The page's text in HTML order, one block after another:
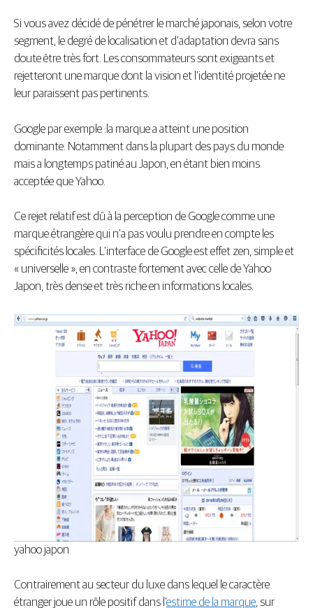
Si vous avez décidé de pénétrer le marché japonais, selon votre
segment, le degré de localisation et d’adaptation devra sans
doute être très fort. Les consommateurs sont exigeants et
rejetteront une marque dont la vision et l’identité projetée ne
leur paraissent pas pertinents.
Google par exemple :la marque a atteint une position
dominante. Notamment dans la plupart des pays du monde
mais a longtemps patiné au Japon, en étant bien moins
acceptée que Yahoo.
Ce rejet relatif est dû à la perception de Google comme une
marque étrangère qui n’a pas voulu prendre en compte les
spécificités locales. L’interface de Google est effet zen, simple et
« universelle », en contraste fortement avec celle de Yahoo
Japon, très dense et très riche en informations locales.
yahoo japon
Contrairement au secteur du luxe dans lequel le caractère
étranger joue un rôle positif dans l’estime de la marque, sur